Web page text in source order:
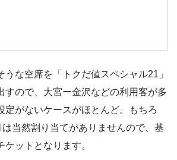
うな空席を「トクだ値スペシャル21」
すので、大宮ー金沢などの利用客が多
定がないケースがほとんど。もちろ
当然割り当てがありませんので、基
ットとなります。